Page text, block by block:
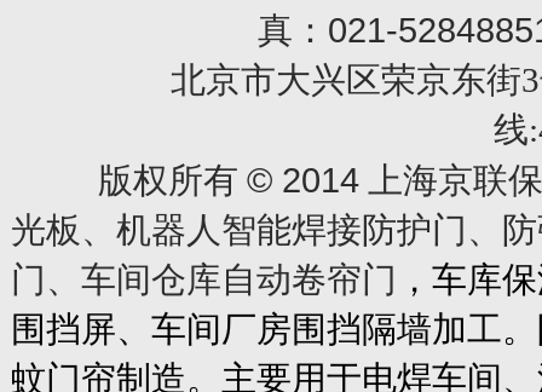
真： 021-
北京市大兴区荣京东街3
线
版权所有 © 2014上海京联
光板、机器人智能焊接防护门、
门、车间仓库自动卷帘门 ，车库
围挡屏、车间厂房围挡隔墙加工
蚊门帘制造。主要用于电焊车间